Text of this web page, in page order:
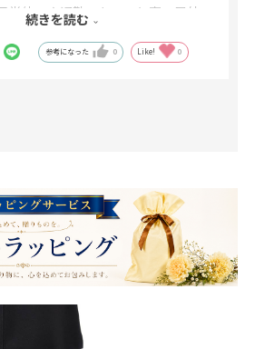
常使いや通勤・ちょっと寒い屋外
続きを読む
参考になった 0 Like! 0